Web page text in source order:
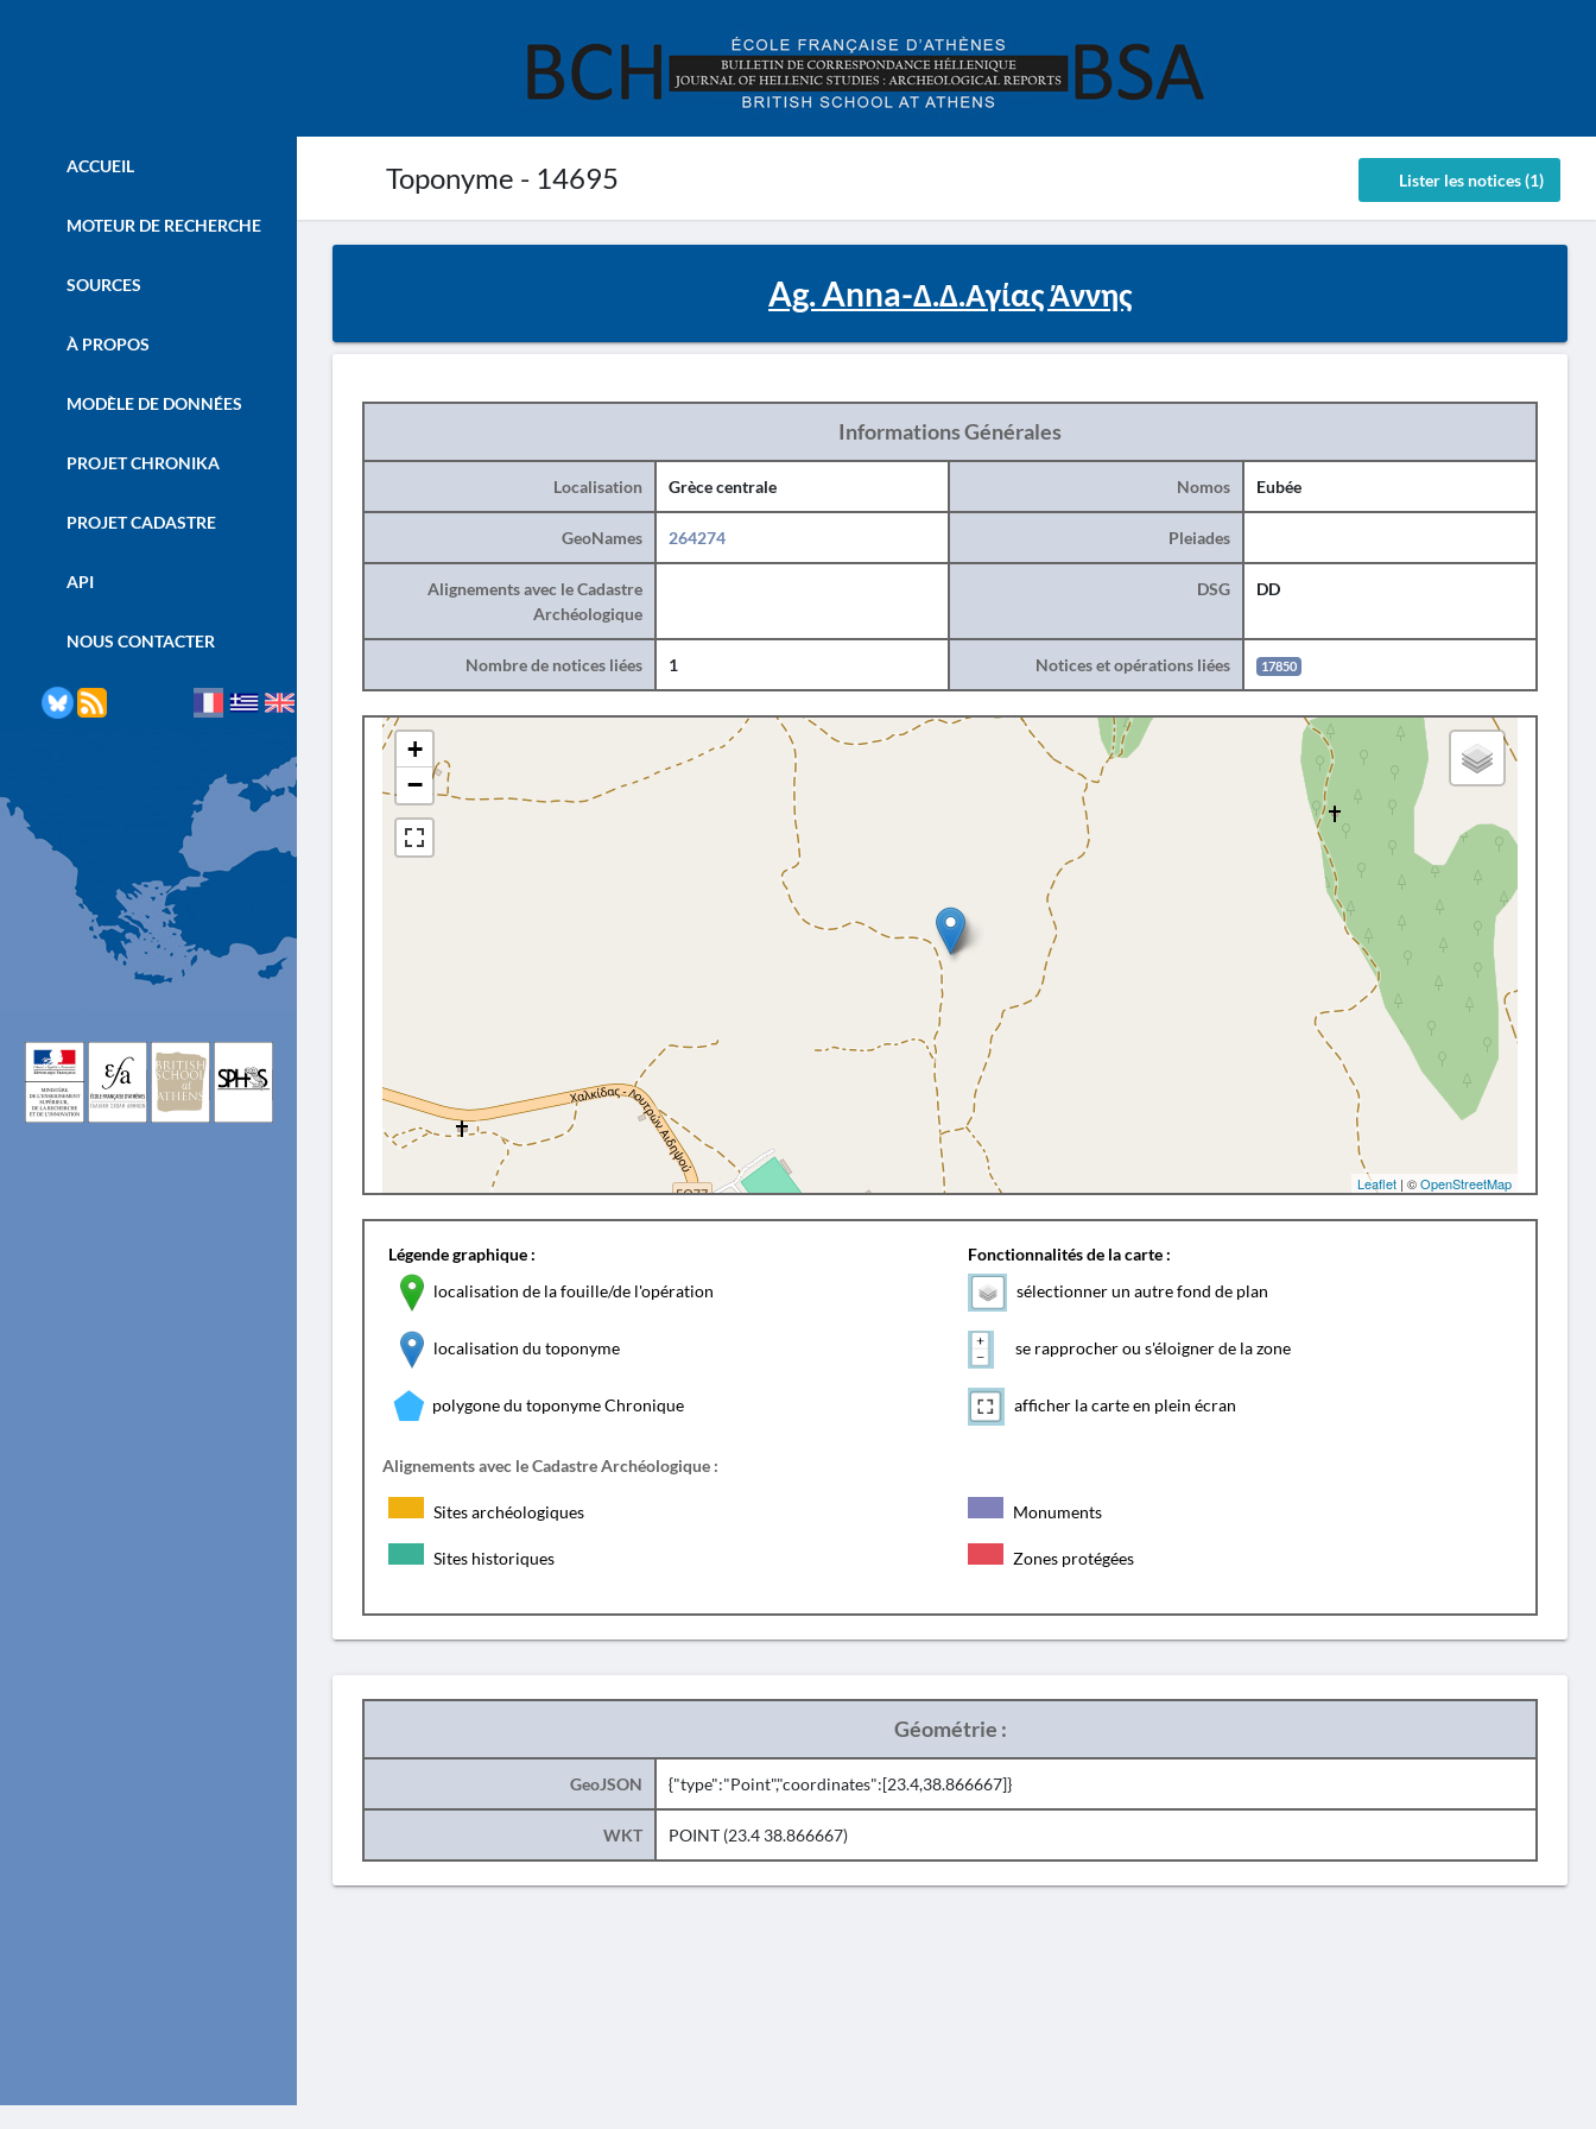
Toponyme - 14695 Lister les notices (1)
ACCUEIL
MOTEUR DE RECHERCHE
SOURCES
À PROPOS
MODÈLE DE DONNÉES
PROJET CHRONIKA
PROJET CADASTRE
API
NOUS CONTACTER
Ag. Anna-Δ.Δ.Αγίας Άννης
Informations Générales
Localisation Grèce centrale Nomos Eubée
GeoNames 264274 Pleiades
Alignements avec le Cadastre
Archéologique
DSG DD
Nombre de notices liées 1 Notices et opérations liées 17850
+
−
Leaflet | ©OpenStreetMap
Légende graphique :
localisation de la fouille/de l'opération
localisation du toponyme
polygone du toponyme Chronique
Fonctionnalités de la carte :
sélectionner un autre fond de plan
se rapprocher ou s'éloigner de la zone
afficher la carte en plein écran
Alignements avec le Cadastre Archéologique :
Sites archéologiques Monuments
Sites historiques Zones protégées
Géométrie :
GeoJSON {"type":"Point","coordinates":[23.4,38.866667]}
WKT POINT (23.4 38.866667)